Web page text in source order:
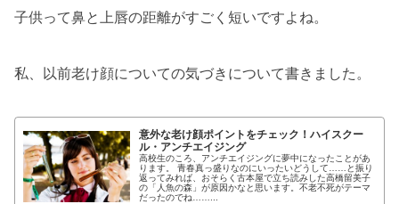
子供って鼻と上唇の距離がすごく短いですよね。
私、以前老け顔についての気づきについて書きました。
意外な老け顔ポイントをチェック！ハイスクー
ル・アンチエイジング
高校生のころ、アンチエイジングに夢中になったことがあ
ります。 青春真っ盛りなのにいったいどうして……と振り
返ってみれば、おそらく古本屋で立ち読みした高橋留美子
の「人魚の森」が原因かなと思います。不老不死がテーマ
だったのでね……...